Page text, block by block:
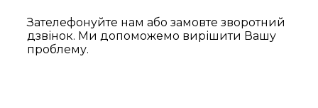
Зателефонуйте нам або замовте зворотний
дзвінок. Ми допоможемо вирішити Вашу
проблему.